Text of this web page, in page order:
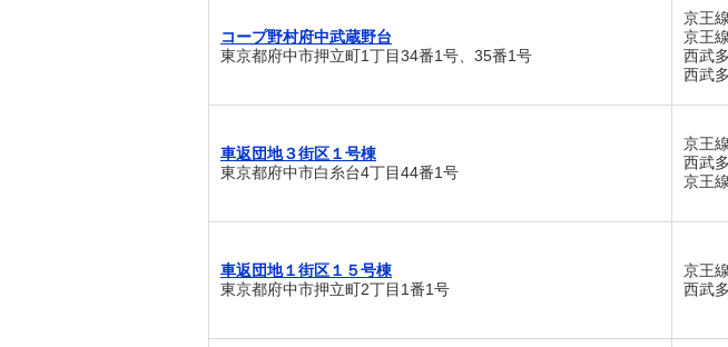
コープ野村府中武蔵野台
東京都府中市押立町1丁目34番1号、35番1号
京王
京王
西武
西武
車返団地３街区１号棟
東京都府中市白糸台4丁目44番1号
京王
西武
京王
車返団地１街区１５号棟
東京都府中市押立町2丁目1番1号
京王
西武